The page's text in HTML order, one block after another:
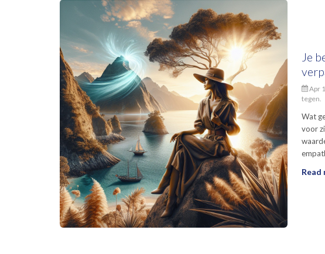
Je
Apr
tegen.
Wat
voor
Read